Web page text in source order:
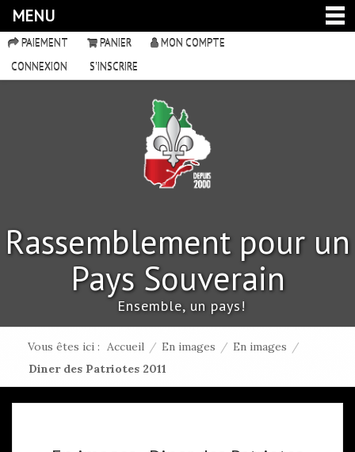
MENU
PAIEMENT PANIER
MON COMPTE
CONNEXION
S'INSCRIRE
Rassemblement pour un
Pays Souverain
Ensemble, un pays!
Vous êtes ici : Accueil / En images / En images /
Diner des Patriotes 2011